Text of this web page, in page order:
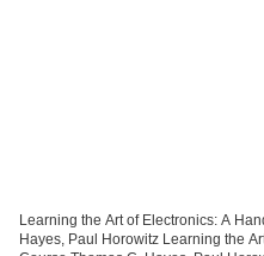
Learning the Art of Electronics: A
Hayes, Paul Horowitz Learning the